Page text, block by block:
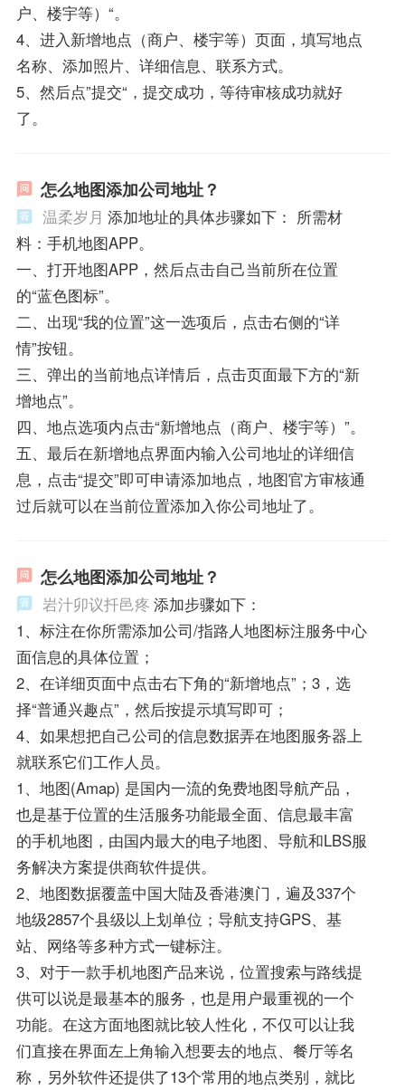
户、楼宇等）“。
4、进入新增地点（商户、楼宇等）页面，填写地点
名称、添加照片、详细信息、联系方式。
5、然后点”提交“，提交成功，等待审核成功就好
了。
怎么地图添加公司地址？
温柔岁月 添加地址的具体步骤如下： 所需材
料：手机地图APP。
一、打开地图APP，然后点击自己当前所在位置
的“蓝色图标”。
二、出现“我的位置”这一选项后，点击右侧的“详
情”按钮。
三、弹出的当前地点详情后，点击页面最下方的“新
增地点”。
四、地点选项内点击“新增地点（商户、楼宇等）”。
五、最后在新增地点界面内输入公司地址的详细信
息，点击“提交”即可申请添加地点，地图官方审核通
过后就可以在当前位置添加入你公司地址了。
怎么地图添加公司地址？
岩汁卯议扦邑疼 添加步骤如下：
1、标注在你所需添加公司/指路人地图标注服务中心
面信息的具体位置；
2、在详细页面中点击右下角的“新增地点”；3，选
择“普通兴趣点”，然后按提示填写即可；
4、如果想把自己公司的信息数据弄在地图服务器上
就联系它们工作人员。
1、地图(Amap) 是国内一流的免费地图导航产品，
也是基于位置的生活服务功能最全面、信息最丰富
的手机地图，由国内最大的电子地图、导航和LBS服
务解决方案提供商软件提供。
2、地图数据覆盖中国大陆及香港澳门，遍及337个
地级2857个县级以上划单位；导航支持GPS、基
站、网络等多种方式一键标注。
3、对于一款手机地图产品来说，位置搜索与路线提
供可以说是最基本的服务，也是用户最重视的一个
功能。在这方面地图就比较人性化，不仅可以让我
们直接在界面左上角输入想要去的地点、餐厅等名
称，另外软件还提供了13个常用的地点类别，就比